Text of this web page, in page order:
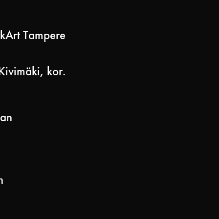
Tampere
kor.